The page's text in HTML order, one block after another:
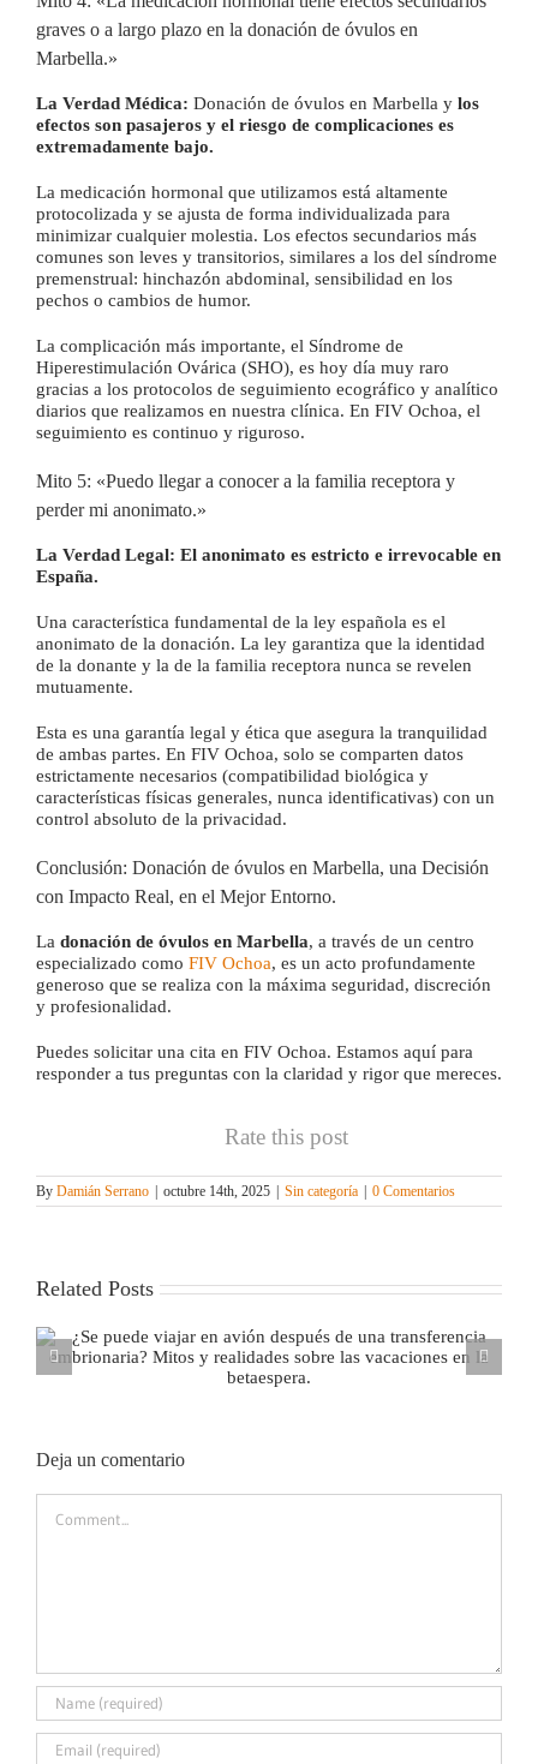
graves o a largo plazo en la donación de óvulos en
Marbella.»
La Verdad Médica: Donación de óvulos en Marbella y los
efectos son pasajeros y el riesgo de complicaciones es
extremadamente bajo.
La medicación hormonal que utilizamos está altamente
protocolizada y se ajusta de forma individualizada para
minimizar cualquier molestia. Los efectos secundarios más
comunes son leves y transitorios, similares a los del síndrome
premenstrual: hinchazón abdominal, sensibilidad en los
pechos o cambios de humor.
La complicación más importante, el Síndrome de
Hiperestimulación Ovárica (SHO), es hoy día muy raro
gracias a los protocolos de seguimiento ecográfico y analítico
diarios que realizamos en nuestra clínica. En FIV Ochoa, el
seguimiento es continuo y riguroso.
Mito 5: «Puedo llegar a conocer a la familia receptora y
perder mi anonimato.»
La Verdad Legal: El anonimato es estricto e irrevocable en
España.
Una característica fundamental de la ley española es el
anonimato de la donación. La ley garantiza que la identidad
de la donante y la de la familia receptora nunca se revelen
mutuamente.
Esta es una garantía legal y ética que asegura la tranquilidad
de ambas partes. En FIV Ochoa, solo se comparten datos
estrictamente necesarios (compatibilidad biológica y
características físicas generales, nunca identificativas) con un
control absoluto de la privacidad.
Conclusión: Donación de óvulos en Marbella, una Decisión
con Impacto Real, en el Mejor Entorno.
La donación de óvulos en Marbella, a través de un centro
especializado como FIV Ochoa, es un acto profundamente
generoso que se realiza con la máxima seguridad, discreción
y profesionalidad.
Puedes solicitar una cita en FIV Ochoa. Estamos aquí para
responder a tus preguntas con la claridad y rigor que mereces.
Rate this post
By Damián Serrano | octubre 14th, 2025 | Sin categoría | 0 Comentarios
Related Posts
¿Puedo ir a la playa o bañarme en la piscina durante
una FIV?
Deja un comentario